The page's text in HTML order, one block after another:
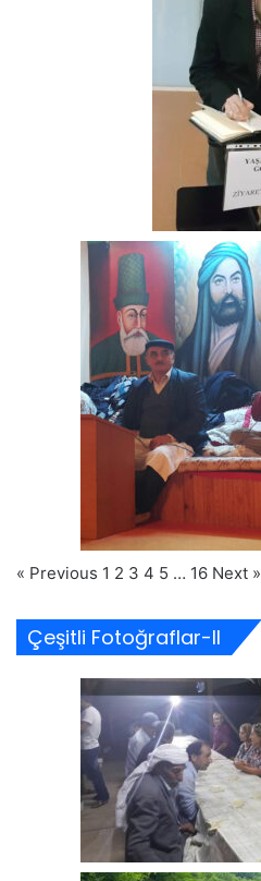
« Previous 1 2 3 4 5 … 16 Next »
Çeşitli Fotoğraflar-II